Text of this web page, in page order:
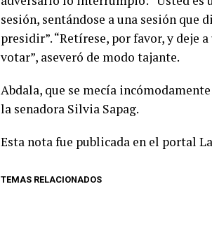
sesión, sentándose a una sesión que
presidir”. “Retírese, por favor, y deje
votar”, aseveró de modo tajante.
Abdala, que se mecía
la senadora Silvia Sapag.
Esta nota fue publicada en el portal
TEMAS RELACIONADOS